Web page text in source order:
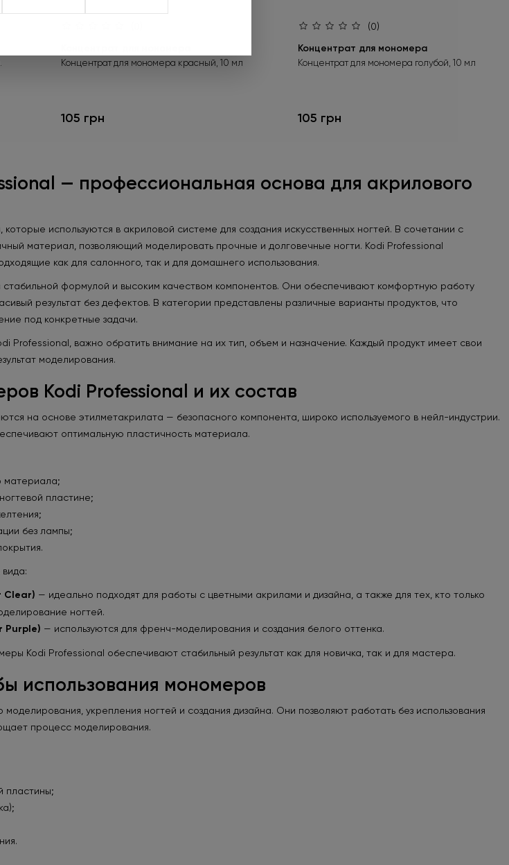
Концентрат для мономера красный, 10 мл
105 грн
(0)
Концентрат для мономера
Концентрат для мономера голубой, 10 мл
105 грн
— профессиональная основа для акрилового
используются в акриловой системе для создания искусственных ногтей. В сочетании с
материал, позволяющий моделировать прочные и долговечные ногти. Kodi Professional
как для салонного, так и для домашнего использования.
формулой и высоким качеством компонентов. Они обеспечивают комфортную работу
результат без дефектов. В категории представлены различные варианты продуктов, что
под конкретные задачи.
Professional, важно обратить внимание на их тип, объем и назначение. Каждый продукт имеет свои
моделирования.
Kodi Professional и их состав
на основе этилметакрилата — безопасного компонента, широко используемого в нейл-индустрии.
оптимальную пластичность материала.
материала;
пластине;
без лампы;
Clear) — идеально подходят для работы с цветными акрилами и дизайна, а также для тех, кто только
ногтей.
Purple) — используются для френч-моделирования и создания белого оттенка.
Kodi Professional обеспечивают стабильный результат как для новичка, так и для мастера.
использования мономеров
укрепления ногтей и создания дизайна. Они позволяют работать без использования
процесс моделирования.
пластины;
Подробнее